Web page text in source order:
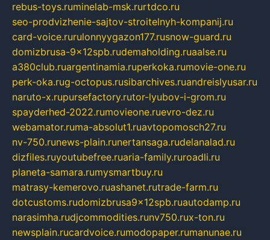
rebus-toys.ruminelab-msk.rurtdco.ru
seo-prodvizhenie-sajtov-stroitelnyh-kompanij.ru
card-voice.rurulonnyygazon177.rusnow-guard.ru
domizbrusa-9x12spb.rudemaholding.ruaalse.ru
a380club.ruargentinamia.ruperkoka.rumovie-one.ru
perk-oka.rug-octopus.rusibarchives.ruandreislyusar.ru
naruto-x.rupursefactory.rutor-lyubov-i-grom.ru
spayderhed-2022.rumovieone.ruevro-dez.ru
webamator.ruma-absolut1.ruavtopomosch27.ru
nv-750.runews-plain.runertansaga.rudelanalad.ru
dizfiles.ruyoutubefree.ruaria-family.ruroadli.ru
planeta-samara.rumysmartbuy.ru
matrasy-kemerovo.ruashanet.rutrade-farm.ru
dotcustoms.rudomizbrusa9x12spb.ruautodamp.ru
narasimha.rudjcommodities.runv750.rux-ton.ru
newsplain.rucardvoice.rumodopaper.rumanunae.ru